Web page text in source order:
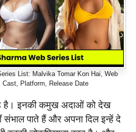
List: Malvika Tomar Kon Hai, Web
Cast, Platform, Release Date
है। इनकी कमुख अदाओं को देख
संभाल पाते हैं और अपना दिल इन्हें दे